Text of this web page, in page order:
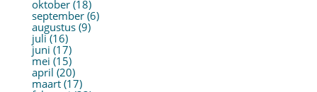
oktober (18)
september (6)
augustus (9)
juli (16)
juni (17)
mei (15)
april (20)
maart (17)